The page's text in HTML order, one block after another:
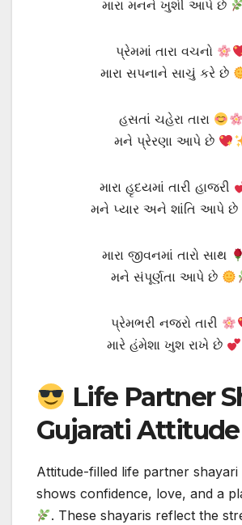
મારા મનને ખુશી આપે છે
પ્રેમમાં તારા વચનો
મારા સપનાને સાચું કરે છે
હસતાં ચહેરા તારા
મને પ્રેરણા આપે છે
મારા હૃદયમાં તારી હાજરી
મને પ્યાર અને શાંતિ આપે છે
મારા જીવનમાં તારો સાથ
મને સંપૂર્ણતા આપે છે
પ્રેમભરી નજરો તારી
મારે હંમેશા ખુશ રાખે છે
Life Partner
Gujarati Attitude
Attitude-filled life partner shayari
shows confidence, love, and a
. These shayaris reflect the